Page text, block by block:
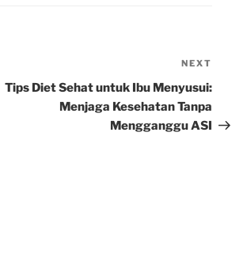
Post
NEXT
Tips Diet Sehat untuk Ibu Menyusui:
Menjaga Kesehatan Tanpa
Mengganggu ASI